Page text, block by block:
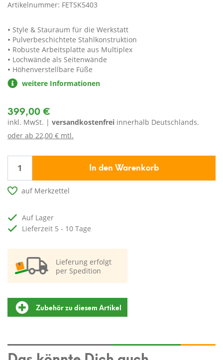
Artikelnummer: FETSK5403
Style & Stauraum für die Werkstatt
Pulverbeschichtete Stahlkonstruktion
Robuste Arbeitsplatte aus Multiplex
Lochwände als Seitenwände
Höhenverstellbare Füße
weitere Informationen
399,00 €
inkl. MwSt. | versandkostenfrei innerhalb Deutschlands.
oder ab 22,00 € mtl.
In den Warenkorb
auf Merkzettel
auf Lager
Lieferzeit 5 - 10 Tage
Lieferung erfolgt
per Spedition
Zubehör zu diesem Artikel